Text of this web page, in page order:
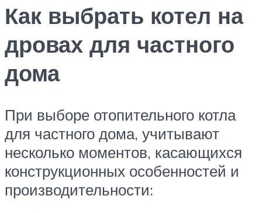
Как выбрать котел на
дровах для частного
дома
При выборе отопительного котла
для частного дома, учитывают
несколько моментов, касающихся
конструкционных особенностей и
производительности: